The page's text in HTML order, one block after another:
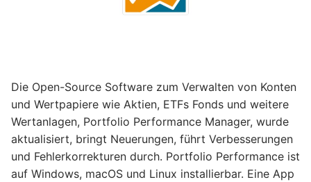
Die Open-Source Software zum Verwalten von Konten
und Wertpapiere wie Aktien, ETFs Fonds und weitere
Wertanlagen, Portfolio Performance Manager, wurde
aktualisiert, bringt Neuerungen, führt Verbesserungen
und Fehlerkorrekturen durch. Portfolio Performance ist
auf Windows, macOS und Linux installierbar. Eine App